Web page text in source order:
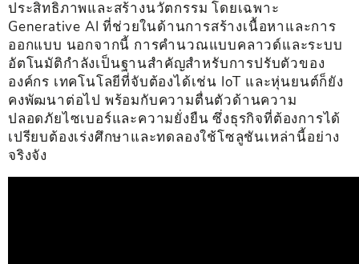
ประสิทธิภาพและสร้างนวัตกรรม โดยเฉพาะ
Generative AI ที่ช่วยในด้านการสร้างเนื้อหาและการ
ออกแบบ นอกจากนี้ การคำนวณแบบคลาวด์และระบบ
อัตโนมัติกำลังเป็นฐานสำคัญสำหรับการปรับตัวของ
องค์กร เทคโนโลยีที่จับต้องได้เช่น IoT และหุ่นยนต์ก็ยัง
คงพัฒนาต่อไป พร้อมกับความตื่นตัวด้านความ
ปลอดภัยไซเบอร์และความยั่งยืน ซึ่งธุรกิจที่ต้องการได้
เปรียบต้องเร่งศึกษาและทดลองใช้โซลูชันเหล่านี้อย่าง
จริงจัง